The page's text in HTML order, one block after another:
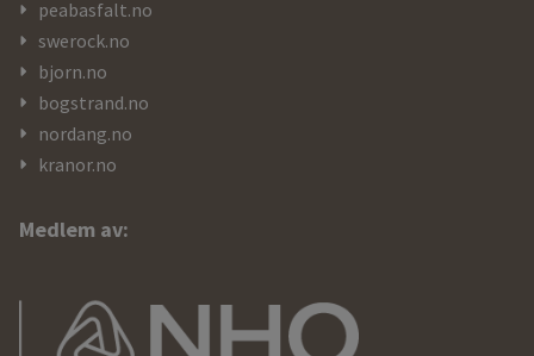
peabasfalt.no
swerock.no
bjorn.no
bogstrand.no
nordang.no
kranor.no
Medlem av: